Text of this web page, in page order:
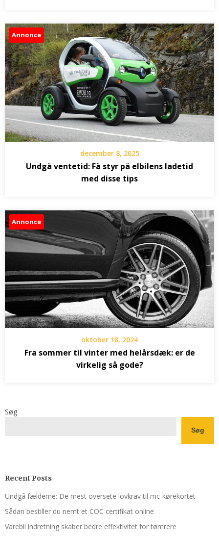
Annonce
december 8, 2025
Undgå ventetid: Få styr på elbilens ladetid
med disse tips
Annonce
oktober 18, 2024
Fra sommer til vinter med helårsdæk: er de
virkelig så gode?
Søg
Søg
Recent Posts
Undgå fælderne: De mest oversete lovkrav til mc-kørekortet
Sådan bestiller du nemt et COC certifikat online
Varebil indretning skaber bedre effektivitet for tømrere